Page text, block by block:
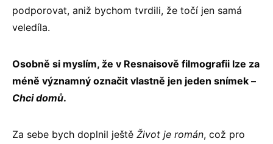
podporovat, aniž bychom tvrdili, že točí jen samá
veledíla.
Osobně si myslím, že v Resnaisově filmografii lze za
méně významný označit vlastně jen jeden snímek –
Chci domů.
Za sebe bych doplnil ještě Život je román, což pro